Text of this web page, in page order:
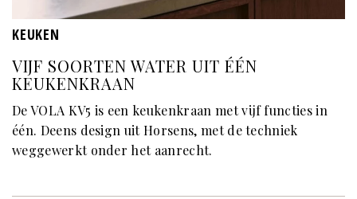
KEUKEN
VIJF SOORTEN WATER UIT ÉÉN
KEUKENKRAAN
De VOLA KV5 is een keukenkraan met vijf functies in
één. Deens design uit Horsens, met de techniek
weggewerkt onder het aanrecht.